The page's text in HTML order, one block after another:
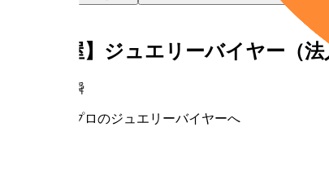
【名古屋】ジュエリーバイヤー（
株式会社貴瞬
未経験からプロのジュエリーバイヤーへ